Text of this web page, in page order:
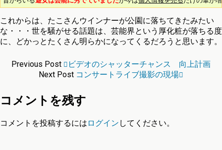
これからは、たこさんウインナーが公園に落ちてきたみたい
な・・・世を騒がせる話題は、芸能界という厚化粧が落ちる度
に、どかっとたくさん明らかになってくるだろうと思います。
Previous Post
ビデオのシャッターチャンス 向上計画
Next Post コンサートライブ撮影の現場
コメントを残す
コメントを投稿するには ログイン してください。